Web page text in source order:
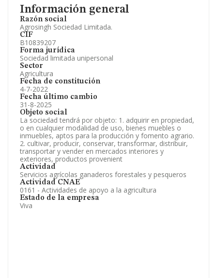
Información general
Razón social
Agrosingh Sociedad Limitada.
CIF
B10839207
Forma jurídica
Sociedad limitada unipersonal
Sector
Agricultura
Fecha de constitución
4-7-2022
Fecha último cambio
31-8-2025
Objeto social
La sociedad tendrá por objeto: 1. adquirir en propiedad,
o en cualquier modalidad de uso, bienes muebles o
inmuebles, aptos para la producción y fomento agrario.
2. cultivar, producir, conservar, transformar, distribuir,
transportar y vender en mercados interiores y
exteriores, productos provenient
Actividad
Servicios agrícolas ganaderos forestales y pesqueros
Actividad CNAE
0161 - Actividades de apoyo a la agricultura
Estado de la empresa
Viva
Información oficial y registral complementaria.